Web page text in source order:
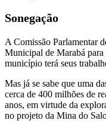
Sonegação
A Comissão Parlamentar
Municipal de Marabá para
município terá seus
Mas já se sabe que uma
cerca de 400 milhões de
anos, em virtude da
no projeto da Mina do